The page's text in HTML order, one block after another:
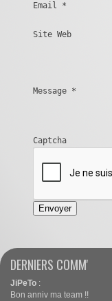
Email *
Site Web
Message *
Captcha
Envoyer
DERNIERS COMM'
JiPeTo :
Bon anniv ma team !!